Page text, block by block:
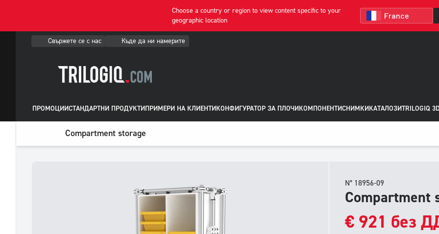
Choose a country or region to view content specific to your
geographic location
Свържете се с нас Къде да ни намерите
ПРОМОЦИИСТАНДАРТНИ ПРОДУКТИПРИМЕРИ НА КЛИЕНТИКОНФИГУРАТОР ЗА ПЛОЧИКОМПОНЕНТИСНИМКИКАТАЛОЗИTRILOGIQ
Compartment storage
N° 18956-09
Compartment
€ 921 без